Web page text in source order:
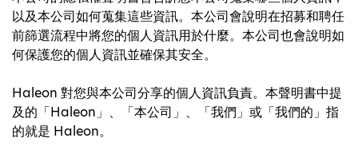
以及本公司如何蒐集這些資訊。本公司會說明在招募和聘任
前篩選流程中將您的個人資訊用於什麼。本公司也會說明如
何保護您的個人資訊並確保其安全。
Haleon 對您與本公司分享的個人資訊負責。本聲明書中提
及的「Haleon」、「本公司」、「我們」或「我們的」指
的就是 Haleon。